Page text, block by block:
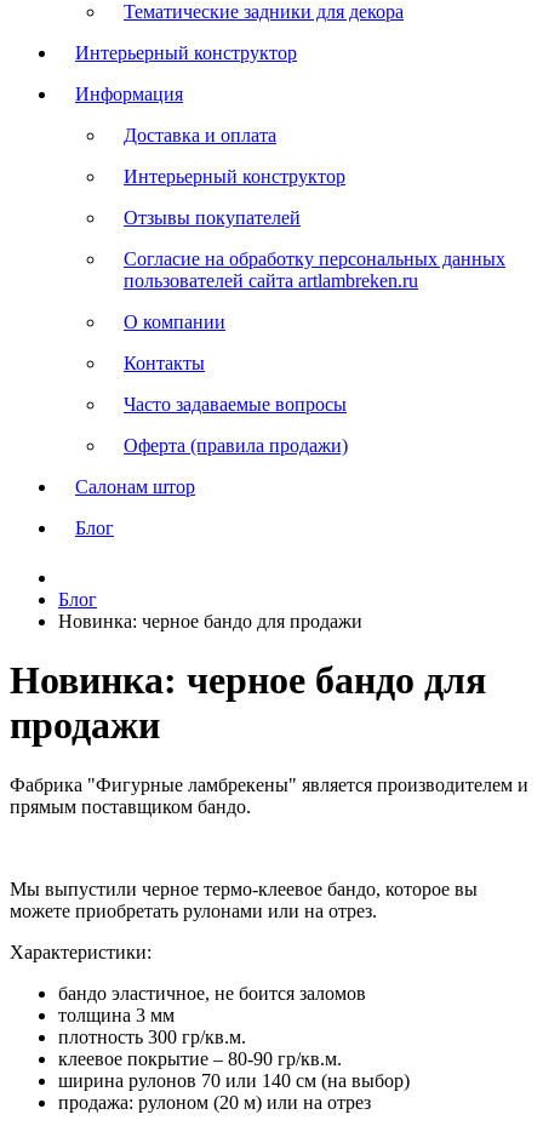
Тематические задники для декора
Интерьерный конструктор
Информация
Доставка и оплата
Интерьерный конструктор
Отзывы покупателей
Согласие на обработку персональных данных
пользователей сайта artlambreken.ru
О компании
Контакты
Часто задаваемые вопросы
Оферта (правила продажи)
Салонам штор
Блог
Блог
Новинка: черное бандо для продажи
Новинка: черное бандо для
продажи
Фабрика "Фигурные ламбрекены" является производителем и
прямым поставщиком бандо.
Мы выпустили черное термо-клеевое бандо, которое вы
можете приобретать рулонами или на отрез.
Характеристики:
бандо эластичное, не боится заломов
толщина 3 мм
плотность 300 гр/кв.м.
клеевое покрытие – 80-90 гр/кв.м.
ширина рулонов 70 или 140 см (на выбор)
продажа: рулоном (20 м) или на отрез